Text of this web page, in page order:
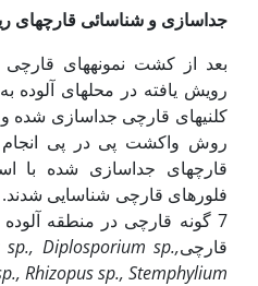
جداسازی و شناسائی قارچ­های‌
بعد از کشت نمونه­های
رویش یافته در محل‏های آلوده
کلنی­های قارچی جداسازی شده
روش واکشت پی در پی انجام
قارچ‏های جداسازی شده با
فلورهای قارچی شناسایی شدند.
7 گونه قارچی در منطقه
قارچیDiplosporium sp.,
Rhizopus sp., Stemphylium